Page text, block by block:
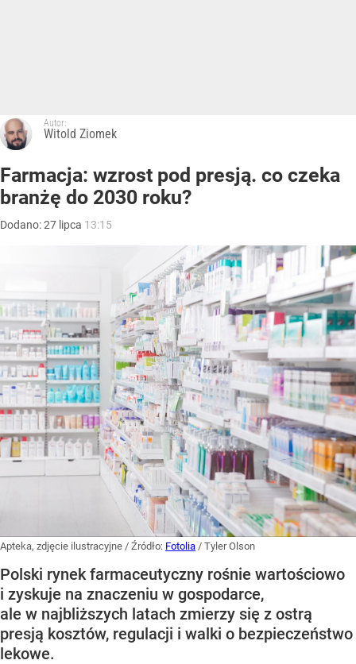
Autor:
Witold Ziomek
Farmacja: wzrost pod presją. co czeka
branżę do 2030 roku?
Dodano:27 lipca 13:15
Apteka, zdjęcie ilustracyjne / Źródło: Fotolia / Tyler Olson
Polski rynek farmaceutyczny rośnie wartościowo
i zyskuje na znaczeniu w gospodarce,
ale w najbliższych latach zmierzy się z ostrą
presją kosztów, regulacji i walki o bezpieczeństwo
lekowe.